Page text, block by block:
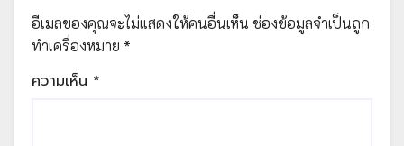
อีเมลของคุณจะไม่แสดงให้คนอื่นเห็น ช่องข้อมูลจำเป็นถูก
ทำเครื่องหมาย *
ความเห็น *